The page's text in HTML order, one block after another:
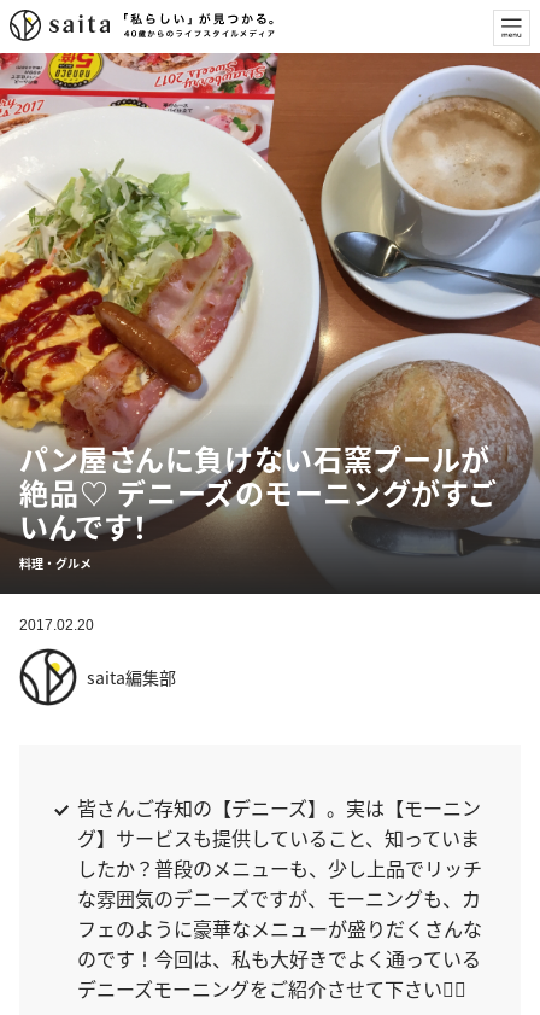
パン屋さんに負けない石窯プールが
絶品♡ デニーズのモーニングがすご
いんです！
料理・グルメ
2017.02.20
saita編集部
皆さんご存知の【デニーズ】。実は【モーニン
グ】サービスも提供していること、知っていま
したか？普段のメニューも、少し上品でリッチ
な雰囲気のデニーズですが、モーニングも、カ
フェのように豪華なメニューが盛りだくさんな
のです！今回は、私も大好きでよく通っている
デニーズモーニングをご紹介させて下さい♥⃛